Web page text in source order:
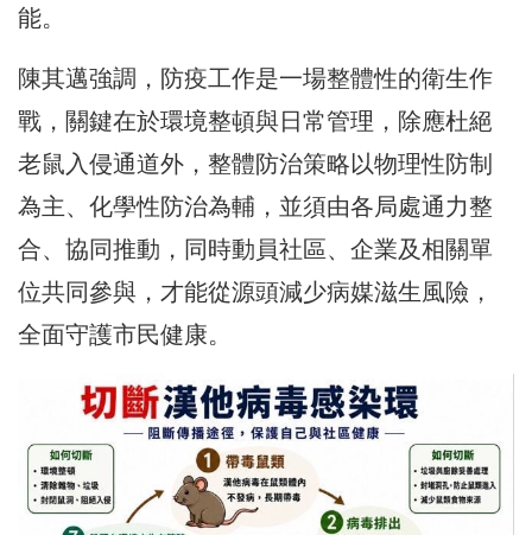
能。
陳其邁強調，防疫工作是一場整體性的衛生作
戰，關鍵在於環境整頓與日常管理，除應杜絕
老鼠入侵通道外，整體防治策略以物理性防制
為主、化學性防治為輔，並須由各局處通力整
合、協同推動，同時動員社區、企業及相關單
位共同參與，才能從源頭減少病媒滋生風險，
全面守護市民健康。